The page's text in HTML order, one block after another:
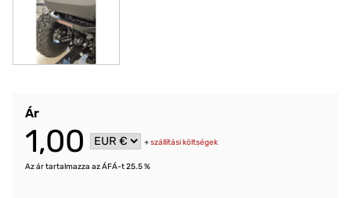
Ár
1,00 +szállítási költségek
Az ár tartalmazza az ÁFÁ-t 25.5 %